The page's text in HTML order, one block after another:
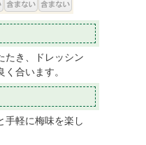
たき、ドレッシン
合います。
手軽に梅味を楽し